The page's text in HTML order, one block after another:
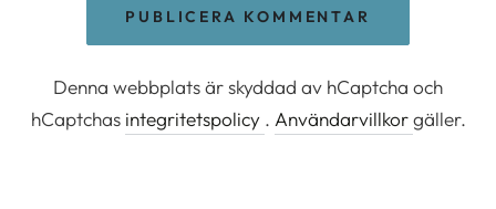
PUBLICERA KOMMENTAR
Denna webbplats är skyddad av hCaptcha och
hCaptchas integritetspolicy . Användarvillkorgäller.